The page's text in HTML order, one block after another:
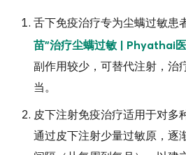
舌下免疫治疗专为尘螨过敏患
苗”治疗尘螨过敏 | Phyathai
副作用较少，可替代注射，治
当。
皮下注射免疫治疗适用于对多
通过皮下注射少量过敏原，逐